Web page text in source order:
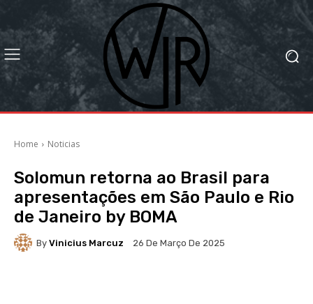
Home Noticias
Solomun retorna ao Brasil para
apresentações em São Paulo e Rio
de Janeiro by BOMA
By Vinicius Marcuz 26 De Março De 2025